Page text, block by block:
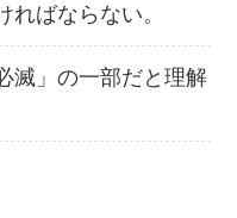
ばならない。
滅」の一部だと理解